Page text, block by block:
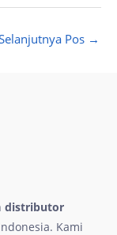
Pos →
distributor
Kami